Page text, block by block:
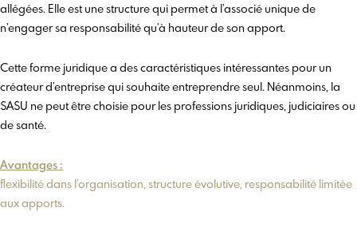
allégées. Elle est une structure qui permet à l’associé unique de
n’engager sa responsabilité qu’à hauteur de son apport.
Cette forme juridique a des caractéristiques intéressantes pour un
créateur d’entreprise qui souhaite entreprendre seul. Néanmoins, la
SASU ne peut être choisie pour les professions juridiques, judiciaires ou
de santé.
Avantages :
flexibilité dans l’organisation, structure évolutive, responsabilité limitée
aux apports.